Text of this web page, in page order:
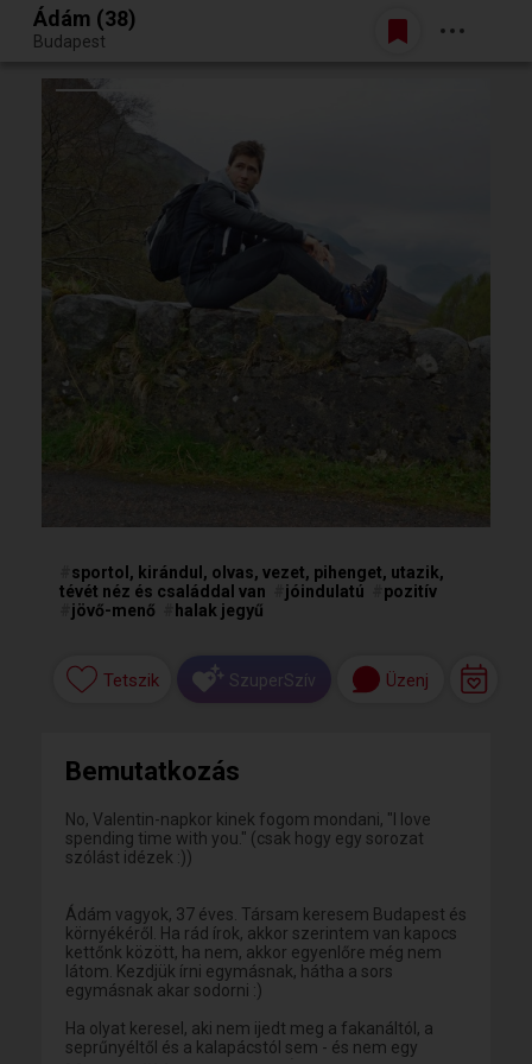
Egy jó randiból bármi lehet.
Belépés
Ádám (38)
Budapest
sportol, kirándul, olvas, vezet, pihenget, utazik,
tévét néz és családdal van
jóindulatú
pozitív
jövő-menő halak jegyű
Tetszik SzuperSzív Üzenj
Bemutatkozás
No, Valentin-napkor kinek fogom mondani, "I love
spending time with you." (csak hogy egy sorozat
szólást idézek :))
Ádám vagyok, 37 éves. Társam keresem Budapest és
környékéről. Ha rád írok, akkor szerintem van kapocs
kettőnk között, ha nem, akkor egyenlőre még nem
látom. Kezdjük írni egymásnak, hátha a sors
egymásnak akar sodorni :)
Ha olyat keresel, aki nem ijedt meg a fakanáltól, a
seprűnyéltől és a kalapácstól sem - és nem egy